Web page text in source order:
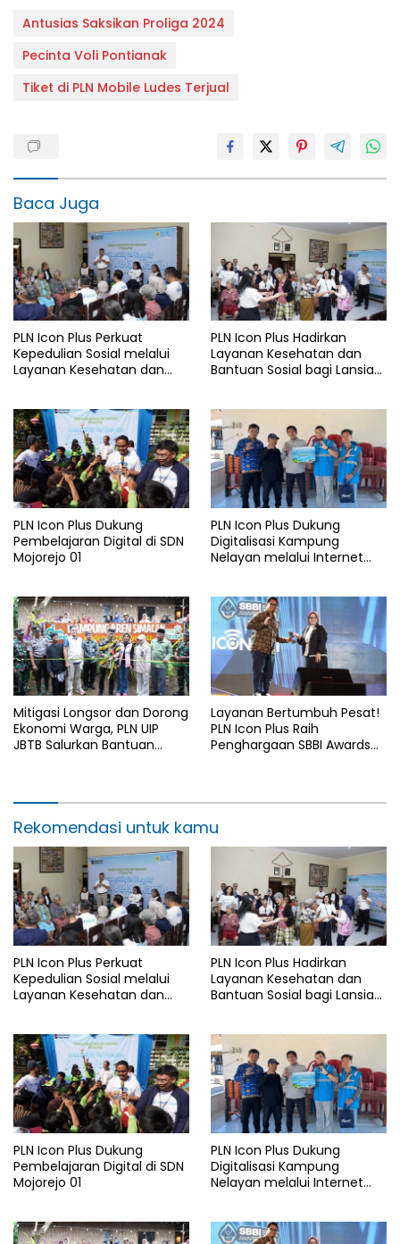
Antusias Saksikan Proliga 2024
Pecinta Voli Pontianak
Tiket di PLN Mobile Ludes Terjual
Baca Juga
PLN Icon Plus Perkuat
Kepedulian Sosial melalui
Layanan Kesehatan dan
PLN Icon Plus Hadirkan
Layanan Kesehatan dan
Bantuan Sosial bagi Lansia
PLN Icon Plus Dukung
Pembelajaran Digital di SDN
Mojorejo 01
PLN Icon Plus Dukung
Digitalisasi Kampung
Nelayan melalui Internet
Mitigasi Longsor dan Dorong
Ekonomi Warga, PLN UIP
JBTB Salurkan Bantuan
Layanan Bertumbuh Pesat!
PLN Icon Plus Raih
Penghargaan SBBI Awards
Rekomendasi untuk kamu
PLN Icon Plus Perkuat
Kepedulian Sosial melalui
Layanan Kesehatan dan
PLN Icon Plus Hadirkan
Layanan Kesehatan dan
Bantuan Sosial bagi Lansia
PLN Icon Plus Dukung
Pembelajaran Digital di SDN
Mojorejo 01
PLN Icon Plus Dukung
Digitalisasi Kampung
Nelayan melalui Internet